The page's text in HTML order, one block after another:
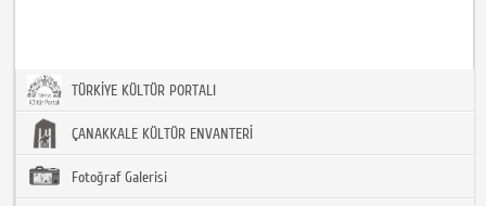
TÜRKİYE KÜLTÜR PORTALI
ÇANAKKALE KÜLTÜR ENVANTERİ
Fotoğraf Galerisi